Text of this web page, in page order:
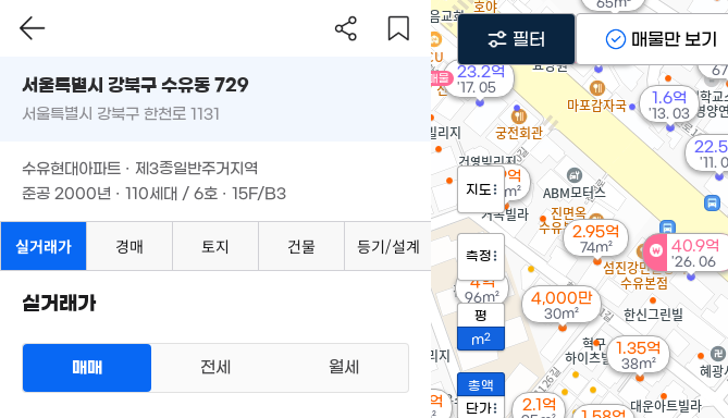
40.9억
'26. 06
23.2억
'17. 05
매물
1.35억
38m²
19억
'26. 01
1.9억
66m²
4억
96m²
2.1억
2.38억
2.95억
74m²
4,000만
30m²
1.6억
'13. 03
22.5
'11.
지도
측정
평
m2
총액
단가
필터 매물만 보기
서울특별시 강북구 수유동 729
서울특별시 강북구 한천로 1131
수유현대아파트 · 제3종일반주거지역
준공 2000년 · 110세대 / 6호 · 15F/B3
실거래가 경매 토지 건물 등기/설계
실거래가
매매 전세 월세